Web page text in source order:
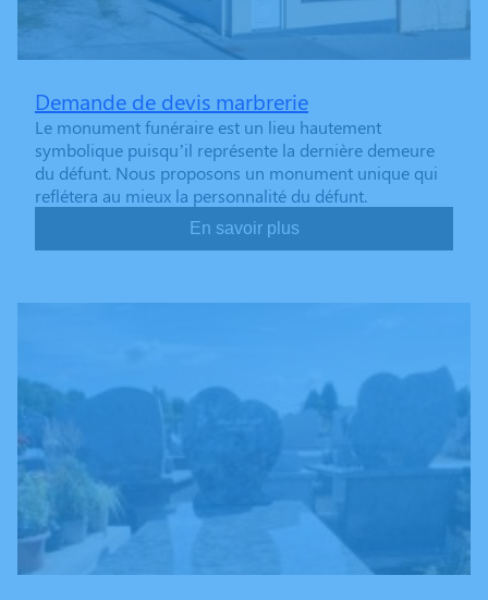
Demande de devis marbrerie
Le monument funéraire est un lieu hautement
symbolique puisqu’il représente la dernière demeure
du défunt. Nous proposons un monument unique qui
reflétera au mieux la personnalité du défunt.
En savoir plus